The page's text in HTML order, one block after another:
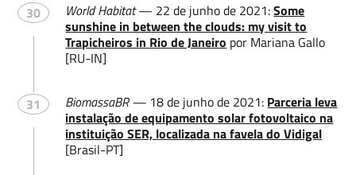
30 World Habitat— 22 de junho de 2021:Some
sunshine in between the clouds: my visit to
Trapicheiros in Rio de Janeiro por Mariana Gallo
[RU-IN]
31 BiomassaBR — 18 de junho de 2021: Parceria leva
instalação de equipamento solar fotovoltaico na
instituição SER, localizada na favela do Vidigal
[Brasil-PT]